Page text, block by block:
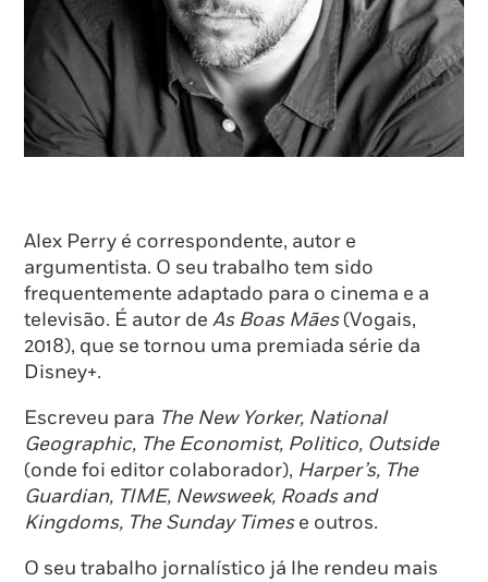
Alex Perry é correspondente, autor e
argumentista. O seu trabalho tem sido
frequentemente adaptado para o cinema e a
televisão. É autor de As Boas Mães(Vogais,
2018), que se tornou uma premiada série da
Disney+.
Escreveu para The New Yorker, National
Geographic, The Economist, Politico, Outside
(onde foi editor colaborador), Harper’s, The
Guardian, TIME, Newsweek, Roads and
Kingdoms, The Sunday Timese outros.
O seu trabalho jornalístico já lhe rendeu mais